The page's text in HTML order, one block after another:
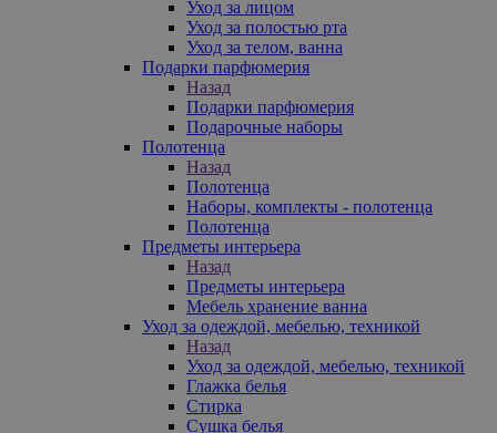
Уход за лицом
Уход за полостью рта
Уход за телом, ванна
Подарки парфюмерия
Назад
Подарки парфюмерия
Подарочные наборы
Полотенца
Назад
Полотенца
Наборы, комплекты - полотенца
Полотенца
Предметы интерьера
Назад
Предметы интерьера
Мебель хранение ванна
Уход за одеждой, мебелью, техникой
Назад
Уход за одеждой, мебелью, техникой
Глажка белья
Стирка
Сушка белья